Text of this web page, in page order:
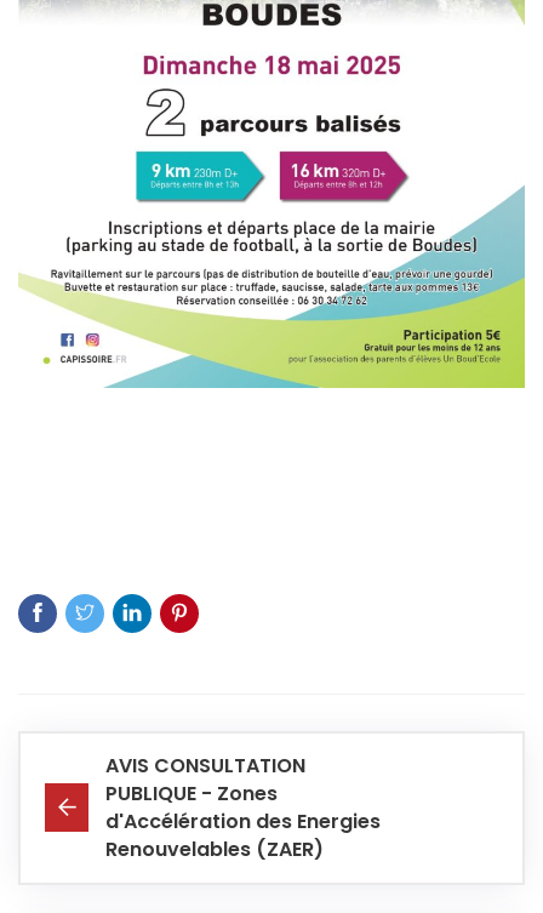
AVIS CONSULTATION
PUBLIQUE - Zones
d'Accélération des Energies
Renouvelables (ZAER)